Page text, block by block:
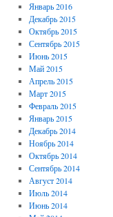
Январь 2016
Декабрь 2015
Октябрь 2015
Сентябрь 2015
Июнь 2015
Май 2015
Апрель 2015
Март 2015
Февраль 2015
Январь 2015
Декабрь 2014
Ноябрь 2014
Октябрь 2014
Сентябрь 2014
Август 2014
Июль 2014
Июнь 2014